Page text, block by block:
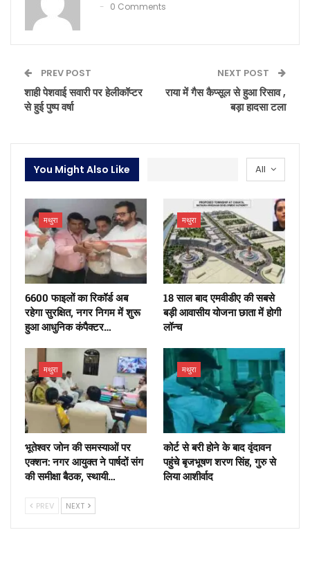
0 Comments
PREV POST
शाही पेशवाई सवारी पर हेलीकॉप्टर
से हुई पुष्प वर्षा
NEXT POST
राया में गैस कैप्सूल से हुआ रिसाव ,
बड़ा हादसा टला
All
You Might Also Like
मथुरा
6600 फाइलों का रिकॉर्ड अब
रहेगा सुरक्षित, नगर निगम में शुरू
हुआ आधुनिक कंपैक्टर…
मथुरा
18 साल बाद एमवीडीए की सबसे
बड़ी आवासीय योजना छाता में होगी
लॉन्च
मथुरा
भूतेश्वर जोन की समस्याओं पर
एक्शन: नगर आयुक्त ने पार्षदों संग
की समीक्षा बैठक, स्थायी…
मथुरा
कोर्ट से बरी होने के बाद वृंदावन
पहुंचे बृजभूषण शरण सिंह, गुरु से
लिया आशीर्वाद
PREV NEXT